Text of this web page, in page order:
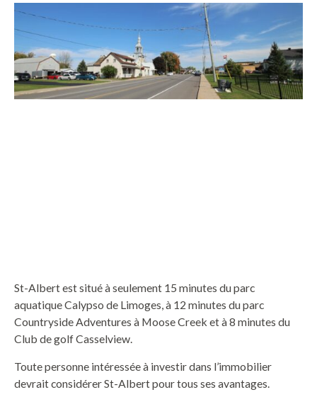
St-Albert est situé à seulement 15 minutes du parc
aquatique Calypso de Limoges, à 12 minutes du parc
Countryside Adventures à Moose Creek et à 8 minutes du
Club de golf Casselview.
Toute personne intéressée à investir dans l’immobilier
devrait considérer St-Albert pour tous ses avantages.